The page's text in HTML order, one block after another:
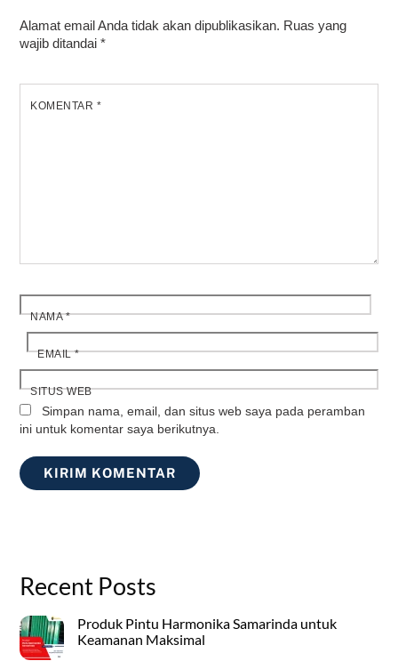
Alamat email Anda tidak akan dipublikasikan. Ruas yang
wajib ditandai*
KOMENTAR *
NAMA*
EMAIL*
SITUS WEB
Simpan nama, email, dan situs web saya pada peramban
ini untuk komentar saya berikutnya.
Recent Posts
Produk Pintu Harmonika Samarinda untuk
Keamanan Maksimal